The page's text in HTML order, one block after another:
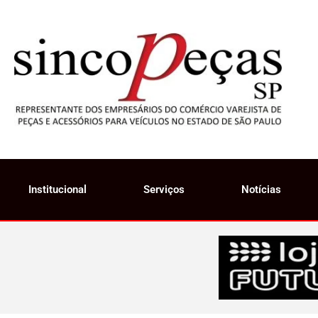
Institucional Serviços Notícias